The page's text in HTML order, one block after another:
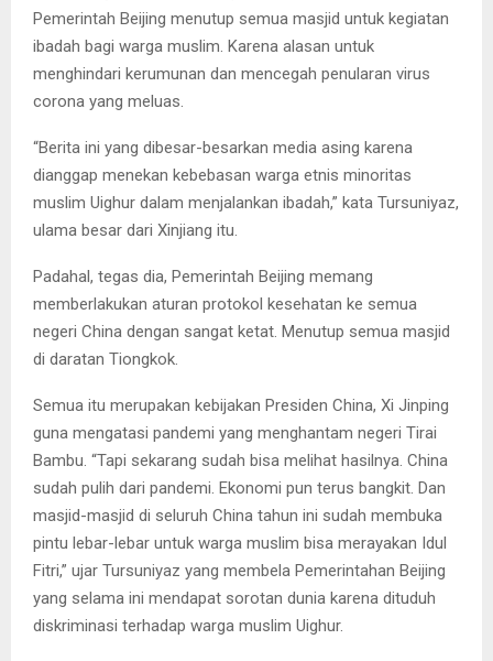
Pemerintah Beijing menutup semua masjid untuk kegiatan
ibadah bagi warga muslim. Karena alasan untuk
menghindari kerumunan dan mencegah penularan virus
corona yang meluas.
“Berita ini yang dibesar-besarkan media asing karena
dianggap menekan kebebasan warga etnis minoritas
muslim Uighur dalam menjalankan ibadah,” kata Tursuniyaz,
ulama besar dari Xinjiang itu.
Padahal, tegas dia, Pemerintah Beijing memang
memberlakukan aturan protokol kesehatan ke semua
negeri China dengan sangat ketat. Menutup semua masjid
di daratan Tiongkok.
Semua itu merupakan kebijakan Presiden China, Xi Jinping
guna mengatasi pandemi yang menghantam negeri Tirai
Bambu. “Tapi sekarang sudah bisa melihat hasilnya. China
sudah pulih dari pandemi. Ekonomi pun terus bangkit. Dan
masjid-masjid di seluruh China tahun ini sudah membuka
pintu lebar-lebar untuk warga muslim bisa merayakan Idul
Fitri,” ujar Tursuniyaz yang membela Pemerintahan Beijing
yang selama ini mendapat sorotan dunia karena dituduh
diskriminasi terhadap warga muslim Uighur.